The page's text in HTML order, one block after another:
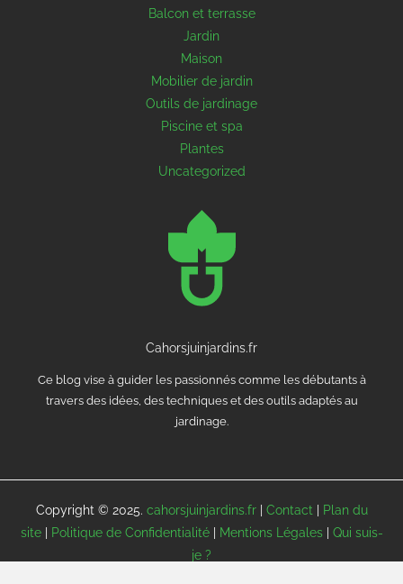
Balcon et terrasse
Jardin
Maison
Mobilier de jardin
Outils de jardinage
Piscine et spa
Plantes
Uncategorized
Cahorsjuinjardins.fr
Ce blog vise à guider les passionnés comme les débutants à
travers des idées, des techniques et des outils adaptés au
jardinage.
Copyright © 2025. cahorsjuinjardins.fr| Contact
Plan du
site| Politique de Confidentialité| Mentions Légales| Qui suis-
je ?